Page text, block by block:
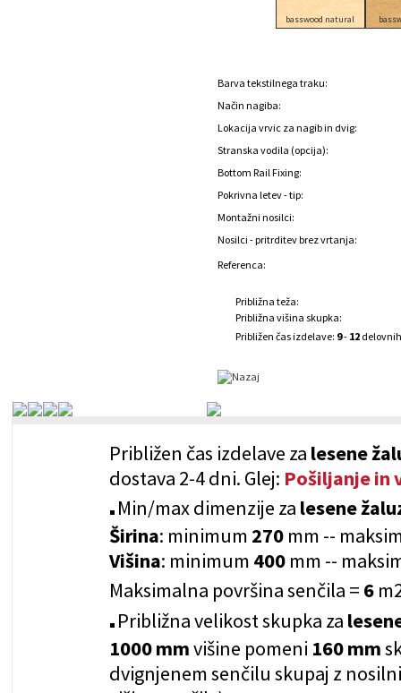
basswood natural
Barva tekstilnega traku:
Način nagiba:
Lokacija vrvic za nagib in dvig:
Stranska vodila (opcija):
Bottom Rail Fixing:
Pokrivna letev - tip:
Montažni nosilci:
Nosilci - pritrditev brez vrtanja:
Referenca:
Približna teža:
Približna višina skupka:
Približen čas izdelave: 9- 12
Približen čas izdelave za lesene
dostava 2-4 dni. Glej: Pošiljanje in
Min/max dimenzije za lesene
Širina: minimum 270 mm --
Višina: minimum 400 mm --
Maksimalna površina senčila = 6
Približna velikost skupka za
1000 mmvišine pomeni 160mm
dvignjenem senčilu skupaj z